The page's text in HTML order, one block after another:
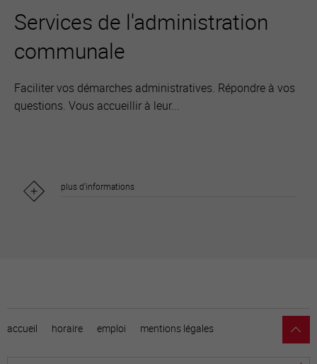
Services de l'administration
communale
Faciliter vos démarches administratives. Répondre à vos
questions. Vous accueillir à leur...
plus d'informations
accueil horaire emploi mentions légales